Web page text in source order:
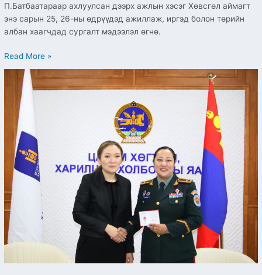
П.Батбаатараар ахлуулсан дээрх ажлын хэсэг Хөвсгөл аймагт
энэ сарын 25, 26-ны өдрүүдэд ажиллаж, иргэд болон төрийн
албан хаагчдад сургалт мэдээлэл өгнө.
Read More »
Цахим
хөгжил,
харилцаа
холбооны
яам
Монгол
Улсын
Зэвсэгт
хүчний
жанжин
штабын
Сургалт,
бэлтгэлийн
газрын